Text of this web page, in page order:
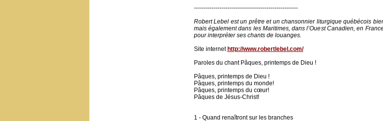
-----------------------------------------------------
Robert Lebel est un prêtre et un chansonnier liturgique québécois
mais également dans les Maritimes, dans l’Ouest Canadien, en
pour interpréter ses chants de louanges.
Site internet http://www.robertlebel.com/
Paroles du chant Pâques, printemps de Dieu !
Pâques, printemps de Dieu !
Pâques, printemps du monde!
Pâques, printemps du cœur!
Pâques de Jésus-Christ!
1 - Quand renaîtront sur les branches